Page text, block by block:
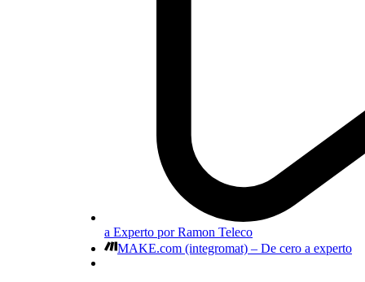
a Experto por Ramon Teleco
MAKE.com (integromat) – De cero a experto